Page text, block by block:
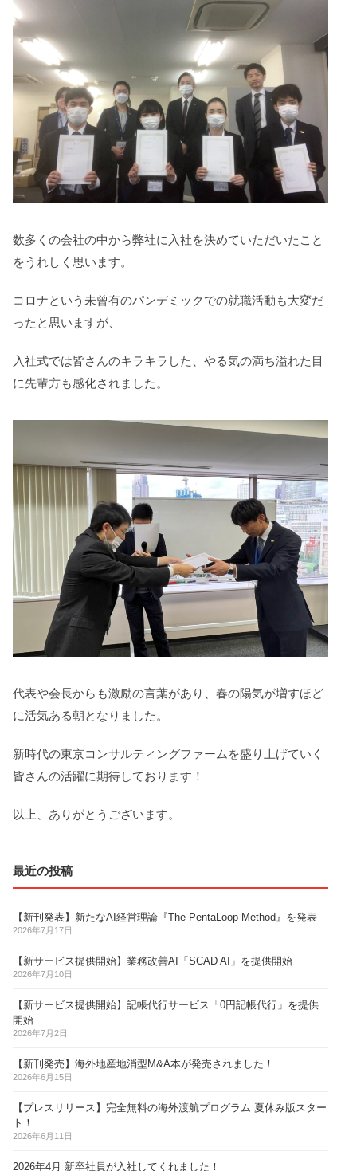
数多くの会社の中から弊社に入社を決めていただいたこと
をうれしく思います。
コロナという未曾有のパンデミックでの就職活動も大変だ
ったと思いますが、
入社式では皆さんのキラキラした、やる気の満ち溢れた目
に先輩方も感化されました。
代表や会長からも激励の言葉があり、春の陽気が増すほど
に活気ある朝となりました。
新時代の東京コンサルティングファームを盛り上げていく
皆さんの活躍に期待しております！
以上、ありがとうございます。
最近の投稿
【新刊発表】新たなAI経営理論『The PentaLoop Method』を発表
2026年7月17日
【新サービス提供開始】業務改善AI「SCAD AI」を提供開始
2026年7月10日
【新サービス提供開始】記帳代行サービス「0円記帳代行」を提供
開始
2026年7月2日
【新刊発売】海外地産地消型M&A本が発売されました！
2026年6月15日
【プレスリリース】完全無料の海外渡航プログラム 夏休み版スター
ト！
2026年6月11日
2026年4月 新卒社員が入社してくれました！